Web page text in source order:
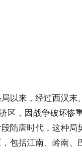
以来，经过西汉
区，因战争破坏
隋唐时代，这种局
包括江南、岭南